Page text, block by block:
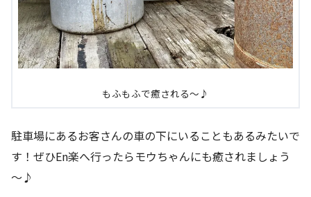
もふもふで癒される～♪
駐車場にあるお客さんの車の下にいることもあるみたいで
す！ぜひEn楽へ行ったらモウちゃんにも癒されましょう
～♪